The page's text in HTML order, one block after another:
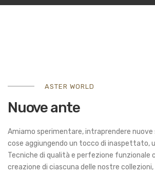
ASTER WORLD
Nuove ante
Amiamo sperimentare, intraprendere nuove
cose aggiungendo un tocco di inaspettato,
Tecniche di qualità e perfezione funzionale
creazione di ciascuna delle nostre collezioni,